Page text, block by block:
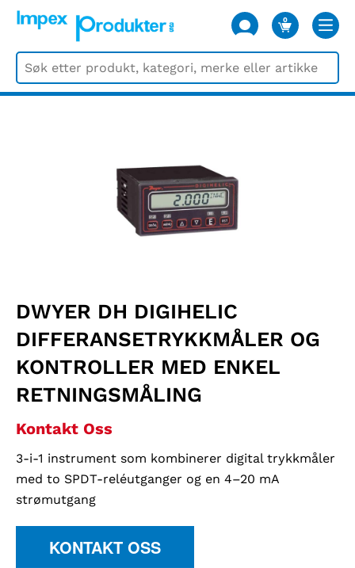
0
VARER
DWYER DH DIGIHELIC
DIFFERANSETRYKKMÅLER OG
KONTROLLER MED ENKEL
RETNINGSMÅLING
Kontakt Oss
3-i-1 instrument som kombinerer digital trykkmåler
med to SPDT-reléutganger og en 4–20 mA
strømutgang
KONTAKT OSS